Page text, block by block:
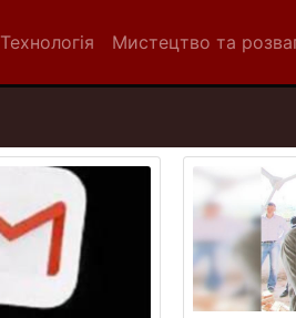
Технологія Мистецтво та